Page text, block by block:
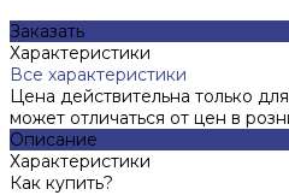
Заказать
Характеристики
Все характеристики
Цена действительна только
может отличаться от цен в
Описание
Характеристики
Как купить?